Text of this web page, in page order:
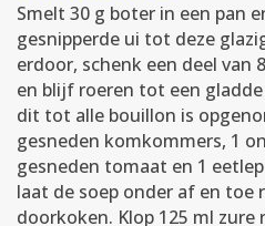
Smelt 30 g boter in een pan
gesnipperde ui tot deze
erdoor, schenk een deel van
en blijf roeren tot een
dit tot alle bouillon is
gesneden komkommers, 1
gesneden tomaat en 1
laat de soep onder af en toe
doorkoken. Klop 125 ml zure